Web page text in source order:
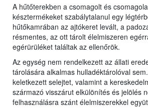
A hűtőterekben a csomagolt és
késztermékeket szabálytalanul egy
hűtőkamrában az ajtókeret levált, a
résmentes, az ott tárolt élelmiszeren
egérürüléket találtak az ellenőrök.
Az egység nem rendelkezett az állati
tárolására alkalmas hulladéktárolóval
keletkezett selejtet, valamint a
származó visszárut elkülönítés és jelölés
felhasználásra szánt élelmiszerekkel